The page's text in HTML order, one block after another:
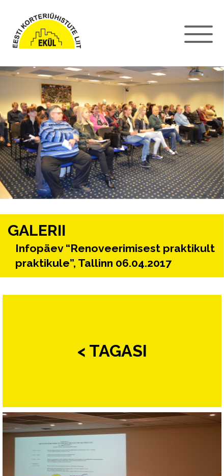
GALERII
Infopäev “Renoveerimisest praktikult
praktikule”, Tallinn 06.04.2017
< TAGASI